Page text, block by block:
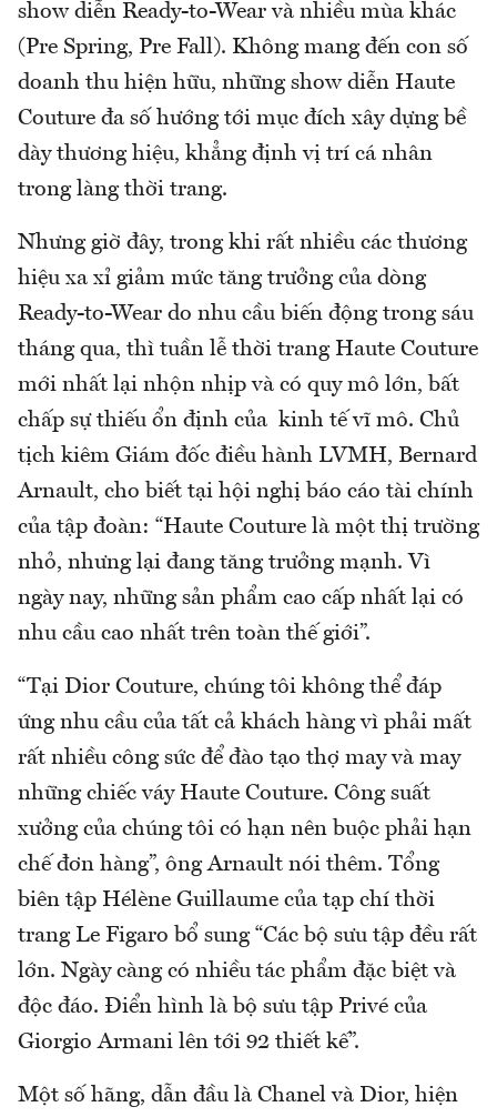
show diễn Ready-to-Wear và nhiều mùa khác
(Pre Spring, Pre Fall). Không mang đến con số
doanh thu hiện hữu, những show diễn Haute
Couture đa số hướng tới mục đích xây dựng bề
dày thương hiệu, khẳng định vị trí cá nhân
trong làng thời trang.
Nhưng giờ đây, trong khi rất nhiều các thương
hiệu xa xỉ giảm mức tăng trưởng của dòng
Ready-to-Wear do nhu cầu biến động trong sáu
tháng qua, thì tuần lễ thời trang Haute Couture
mới nhất lại nhộn nhịp và có quy mô lớn, bất
chấp sự thiếu ổn định của kinh tế vĩ mô. Chủ
tịch kiêm Giám đốc điều hành LVMH, Bernard
Arnault, cho biết tại hội nghị báo cáo tài chính
của tập đoàn: “Haute Couture là một thị trường
nhỏ, nhưng lại đang tăng trưởng mạnh. Vì
ngày nay, những sản phẩm cao cấp nhất lại có
nhu cầu cao nhất trên toàn thế giới”.
“Tại Dior Couture, chúng tôi không thể đáp
ứng nhu cầu của tất cả khách hàng vì phải mất
rất nhiều công sức để đào tạo thợ may và may
những chiếc váy Haute Couture. Công suất
xưởng của chúng tôi có hạn nên buộc phải hạn
chế đơn hàng”, ông Arnault nói thêm. Tổng
biên tập Hélène Guillaume của tạp chí thời
trang Le Figaro bổ sung “Các bộ sưu tập đều rất
lớn. Ngày càng có nhiều tác phẩm đặc biệt và
độc đáo. Điển hình là bộ sưu tập Privé của
Giorgio Armani lên tới 92 thiết kế”.
Một số hãng, dẫn đầu là Chanel và Dior, hiện